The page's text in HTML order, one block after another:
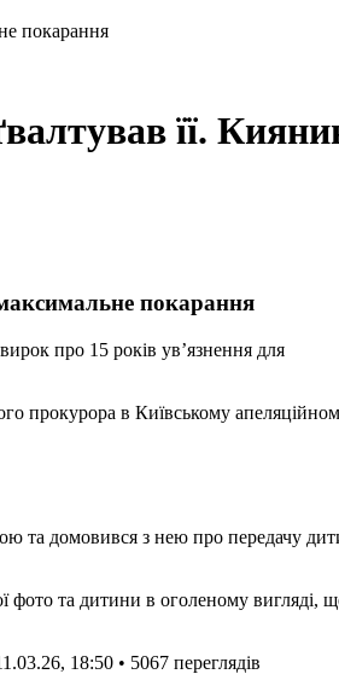
покарання
її.
покарання
про 15 років ув’язнення для
та домовився з нею про передачу
та дитини в оголеному вигляді,
18:50 • 5067 переглядiв